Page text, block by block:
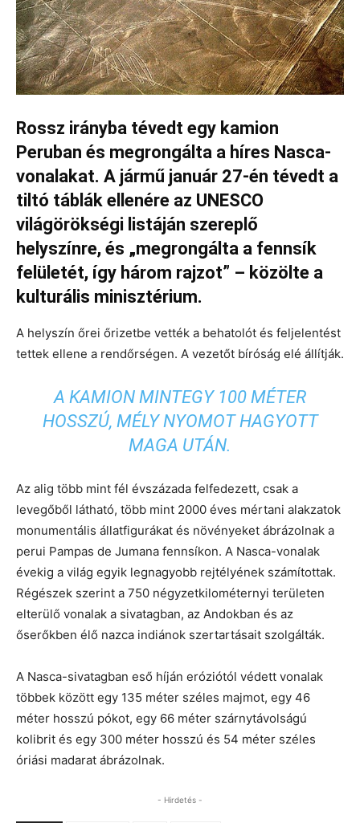
Rossz irányba tévedt egy kamion
Peruban és megrongálta a híres Nasca-
vonalakat. A jármű január 27-én tévedt a
tiltó táblák ellenére az UNESCO
világörökségi listáján szereplő
helyszínre, és „megrongálta a fennsík
felületét, így három rajzot” – közölte a
kulturális minisztérium.
A helyszín őrei őrizetbe vették a behatolót és feljelentést
tettek ellene a rendőrségen. A vezetőt bíróság elé állítják.
A KAMION MINTEGY 100 MÉTER
HOSSZÚ, MÉLY NYOMOT HAGYOTT
MAGA UTÁN.
Az alig több mint fél évszázada felfedezett, csak a
levegőből látható, több mint 2000 éves mértani alakzatok
monumentális állatfigurákat és növényeket ábrázolnak a
perui Pampas de Jumana fennsíkon. A Nasca-vonalak
évekig a világ egyik legnagyobb rejtélyének számítottak.
Régészek szerint a 750 négyzetkilométernyi területen
elterülő vonalak a sivatagban, az Andokban és az
őserőkben élő nazca indiánok szertartásait szolgálták.
A Nasca-sivatagban eső híján eróziótól védett vonalak
többek között egy 135 méter széles majmot, egy 46
méter hosszú pókot, egy 66 méter szárnytávolságú
kolibrit és egy 300 méter hosszú és 54 méter széles
óriási madarat ábrázolnak.
- Hirdetés -